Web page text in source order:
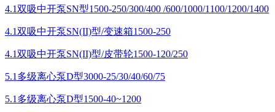
4.1双吸中开泵SN型1500-250/300/400 /600/1000/1100/1200/1400
4.1双吸中开泵SN(II)型/变速箱1500-250
4.1双吸中开泵SN(II)型/皮带轮1500-120/250
5.1多级离心泵D型3000-25/30/40/60/75
5.1多级离心泵D型1500-40~1200